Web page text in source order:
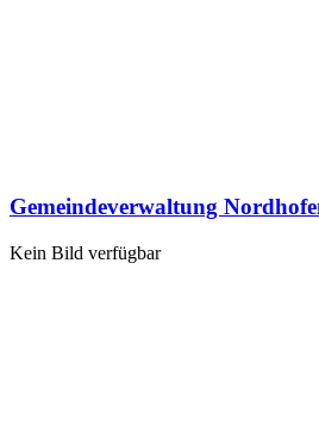
Gemeindeverwaltung
Kein Bild verfügbar